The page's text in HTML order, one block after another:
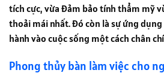
tích cực, vừa đảm bảo tính thẩm mỹ
thoải mái nhất. Đó còn là sự ứng
hành vào cuộc sống một cách chân
Phong thủy bàn làm việc cho